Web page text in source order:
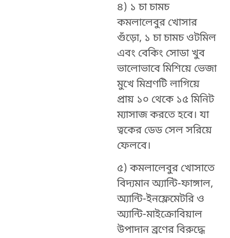
৪) ১ চা চামচ
কমলালেবুর খোসার
গুঁড়ো, ১ চা চামচ ওটমিল
এবং বেকিং সোডা খুব
ভালোভাবে মিশিয়ে ভেজা
মুখে মিশ্রণটি লাগিয়ে
প্রায় ১০ থেকে ১৫ মিনিট
ম্যাসাজ করতে হবে। যা
ত্বকের ডেড সেল সরিয়ে
ফেলবে।
৫) কমলালেবুর খোসাতে
বিদ্যমান অ্যান্টি-ফাঙ্গাল,
অ্যান্টি-ইনফ্লেমেটরি ও
অ্যান্টি-মাইক্রোবিয়াল
উপাদান ব্রণের বিরুদ্ধে